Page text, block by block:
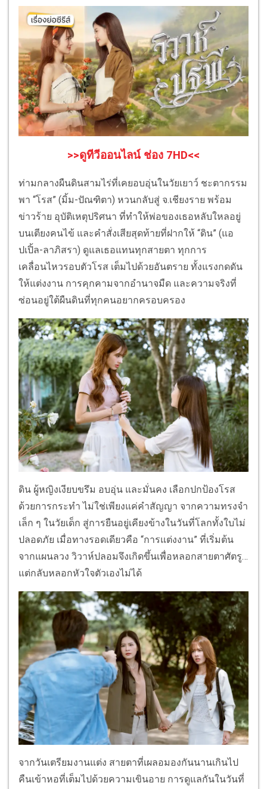
>>ดูทีวีออนไลน์ ช่อง 7HD<<
ท่ามกลางผืนดินสามไร่ที่เคยอบอุ่นในวัยเยาว์ ชะตากรรม
พา “โรส” (มิ้ม-ปัณฑิตา) หวนกลับสู่ จ.เชียงราย พร้อม
ข่าวร้าย อุบัติเหตุปริศนา ที่ทำให้พ่อของเธอหลับใหลอยู่
บนเตียงคนไข้ และคำสั่งเสียสุดท้ายที่ฝากให้ “ดิน” (แอ
ปเปิ้ล-ลาภิสรา) ดูแลเธอแทนทุกสายตา ทุกการ
เคลื่อนไหวรอบตัวโรส เต็มไปด้วยอันตราย ทั้งแรงกดดัน
ให้แต่งงาน การคุกคามจากอำนาจมืด และความจริงที่
ซ่อนอยู่ใต้ผืนดินที่ทุกคนอยากครอบครอง
ดิน ผู้หญิงเงียบขรึม อบอุ่น และมั่นคง เลือกปกป้องโรส
ด้วยการกระทำ ไม่ใช่เพียงแค่คำสัญญา จากความทรงจำ
เล็ก ๆ ในวัยเด็ก สู่การยืนอยู่เคียงข้างในวันที่โลกทั้งใบไม่
ปลอดภัย เมื่อทางรอดเดียวคือ “การแต่งงาน” ที่เริ่มต้น
จากแผนลวง วิวาห์ปลอมจึงเกิดขึ้นเพื่อหลอกสายตาศัตรู…
แต่กลับหลอกหัวใจตัวเองไม่ได้
จากวันเตรียมงานแต่ง สายตาที่เผลอมองกันนานเกินไป
คืนเข้าหอที่เต็มไปด้วยความเขินอาย การดูแลกันในวันที่